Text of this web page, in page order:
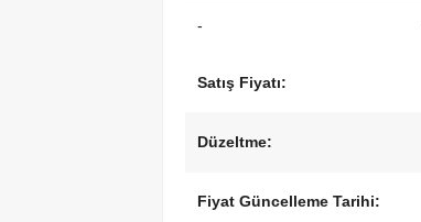
-
Satış Fiyatı:
Düzeltme:
Fiyat Güncelleme Tarihi: